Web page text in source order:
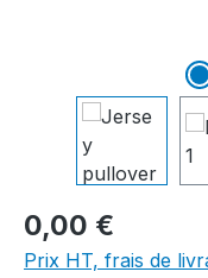
0,00 €
Prix HT, frais de